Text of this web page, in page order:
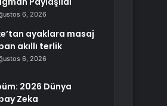
6, 2026
ayaklara masaj
akıllı terlik
6, 2026
2026 Dünya
Zeka